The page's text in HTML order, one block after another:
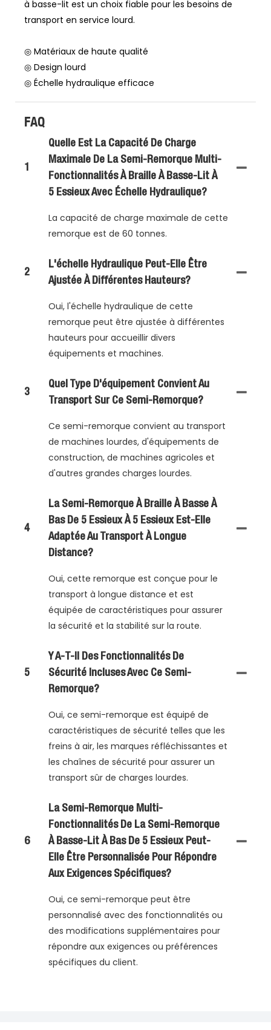
à basse-lit est un choix fiable pour les besoins de
transport en service lourd.
◎ Matériaux de haute qualité
◎ Design lourd
◎ Échelle hydraulique efficace
FAQ
1
Quelle Est La Capacité De Charge
Maximale De La Semi-Remorque Multi-
Fonctionnalités À Braille À Basse-Lit À
5 Essieux Avec Échelle Hydraulique?
La capacité de charge maximale de cette
remorque est de 60 tonnes.
2
L'échelle Hydraulique Peut-Elle Être
Ajustée À Différentes Hauteurs?
Oui, l'échelle hydraulique de cette
remorque peut être ajustée à différentes
hauteurs pour accueillir divers
équipements et machines.
3
Quel Type D'équipement Convient Au
Transport Sur Ce Semi-Remorque?
Ce semi-remorque convient au transport
de machines lourdes, d'équipements de
construction, de machines agricoles et
d'autres grandes charges lourdes.
4
La Semi-Remorque À Braille À Basse À
Bas De 5 Essieux À 5 Essieux Est-Elle
Adaptée Au Transport À Longue
Distance?
Oui, cette remorque est conçue pour le
transport à longue distance et est
équipée de caractéristiques pour assurer
la sécurité et la stabilité sur la route.
5
Y A-T-Il Des Fonctionnalités De
Sécurité Incluses Avec Ce Semi-
Remorque?
Oui, ce semi-remorque est équipé de
caractéristiques de sécurité telles que les
freins à air, les marques réfléchissantes et
les chaînes de sécurité pour assurer un
transport sûr de charges lourdes.
6
La Semi-Remorque Multi-
Fonctionnalités De La Semi-Remorque
À Basse-Lit À Bas De 5 Essieux Peut-
Elle Être Personnalisée Pour Répondre
Aux Exigences Spécifiques?
Oui, ce semi-remorque peut être
personnalisé avec des fonctionnalités ou
des modifications supplémentaires pour
répondre aux exigences ou préférences
spécifiques du client.